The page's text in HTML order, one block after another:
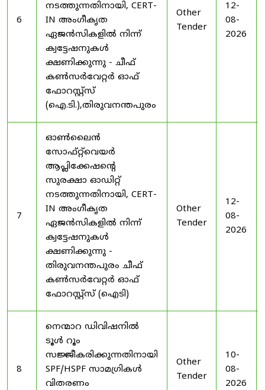
6
നടത്തുന്നതിനായി, CERT-
IN അംഗീകൃത
ഏജൻസികളിൽ നിന്ന്
ക്വട്ടേഷനുകൾ
ക്ഷണിക്കുന്നു - ചീഫ്
കൺസർവേറ്റർ ഓഫ്
ഫോറസ്റ്റ്സ്
(ഐ.ടി.),തിരുവനന്തപുരം
Other
Tender
12-
08-
2026
7
ഓൺലൈൻ
സോഫ്റ്റ്‌വെയർ
ആപ്ലിക്കേഷന്റെ
സുരക്ഷാ ഓഡിറ്റ്
നടത്തുന്നതിനായി, CERT-
IN അംഗീകൃത
ഏജൻസികളിൽ നിന്ന്
ക്വട്ടേഷനുകൾ
ക്ഷണിക്കുന്നു -
തിരുവനന്തപുരം ചീഫ്
കൺസർവേറ്റർ ഓഫ്
ഫോറസ്റ്റ്സ് (ഐടി)
Other
Tender
12-
08-
2026
8
നെന്മാറ ഡിവിഷനിൽ
ടൂൾ റൂം
സജ്ജീകരിക്കുന്നതിനായി
SPF/HSPF സാമഗ്രികൾ
വിതരണം
Other
Tender
10-
08-
2026